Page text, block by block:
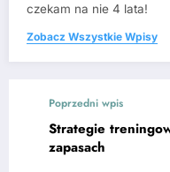
czekam na nie 4 lata!
Zobacz Wszystkie Wpisy
Poprzedni wpis
Strategie
zapasach